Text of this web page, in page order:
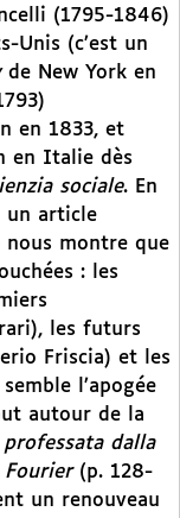
(1795-1846)
Unis (c’est un
de New York en
en 1833, et
en Italie dès
sociale. En
un article
nous montre que
: les
les futurs
Friscia) et les
l’apogée
autour de la
professata dalla
Fourier(p. 128-
un renouveau